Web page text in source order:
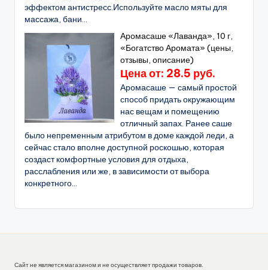
эффектом антистресс.Используйте масло мяты для
массажа, бани...
Аромасаше «Лаванда», 10 г,
«Богатство Аромата» (цены,
отзывы, описание)
Цена от: 28.5 руб.
Аромасаше — самый простой
способ придать окружающим
нас вещам и помещению
отличный запах. Ранее саше
было непременным атрибутом в доме каждой леди, а
сейчас стало вполне доступной роскошью, которая
создаст комфортные условия для отдыха,
расслабления или же, в зависимости от выбора
конкретного...
Сайт не является магазином и не осуществляет продажи товаров.